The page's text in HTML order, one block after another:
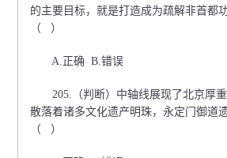
的主要目标，就是打造成为疏解非首都
（ ）
A.正确 B.错误
205.（判断）中轴线展现了北京厚重
散落着诸多文化遗产明珠，永定门御道
（ ）